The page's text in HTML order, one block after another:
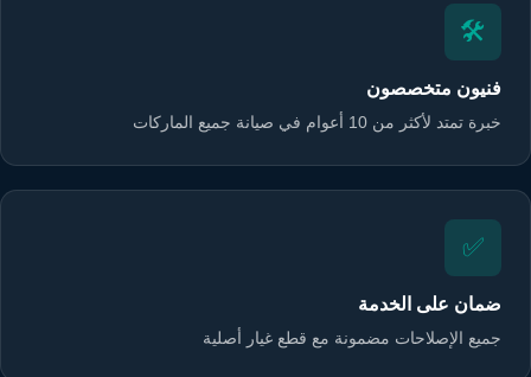
🛠️
فنيون متخصصون
خبرة تمتد لأكثر من 10 أعوام في صيانة جميع الماركات
✅
ضمان على الخدمة
جميع الإصلاحات مضمونة مع قطع غيار أصلية